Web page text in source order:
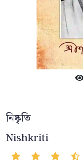
নিষ্কৃতি
Nishkriti